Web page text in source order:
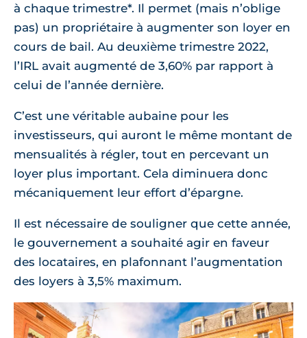
à chaque trimestre*. Il permet (mais n’oblige
pas) un propriétaire à augmenter son loyer en
cours de bail. Au deuxième trimestre 2022,
l’IRL avait augmenté de 3,60% par rapport à
celui de l’année dernière.
C’est une véritable aubaine pour les
investisseurs, qui auront le même montant de
mensualités à régler, tout en percevant un
loyer plus important. Cela diminuera donc
mécaniquement leur effort d’épargne.
Il est nécessaire de souligner que cette année,
le gouvernement a souhaité agir en faveur
des locataires, en plafonnant l’augmentation
des loyers à 3,5% maximum.